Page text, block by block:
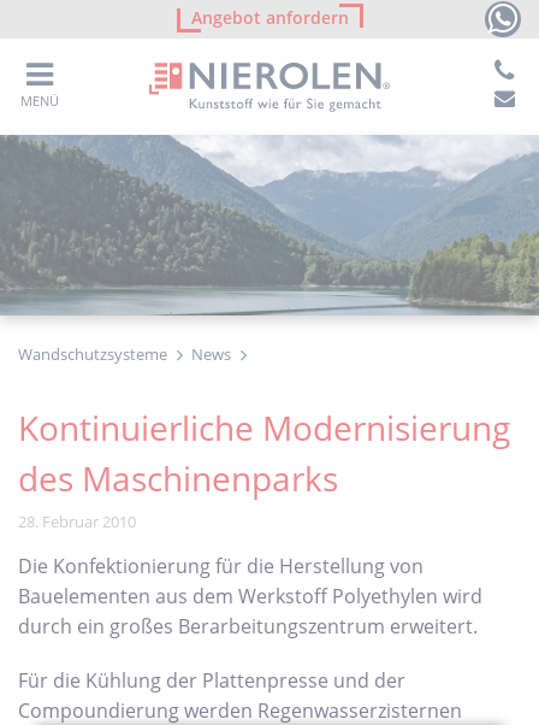
Angebot anfordern
MENÜ
Wandschutzsysteme News
Kontinuierliche Modernisierung
des Maschinenparks
28. Februar 2010
Die Konfektionierung für die Herstellung von
Bauelementen aus dem Werkstoff Polyethylen wird
durch ein großes Berarbeitungszentrum erweitert.
Für die Kühlung der Plattenpresse und der
Compoundierung werden Regenwasserzisternen